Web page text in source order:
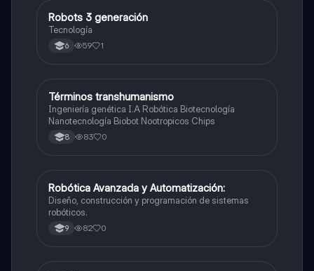
Tecnología e Informática
Robots 3 generación
Tecnología
6 59 1
Tecnología e Informática
Términos transhumanismo
Ingeniería genética I.A Robótica Biotecnología
Nanotecnología Biobot Nootropicos Chips
8 83 0
Tecnología e Informática
Robótica Avanzada y Automatización:
Diseño, construcción y programación de sistemas
robóticos.
9 82 0